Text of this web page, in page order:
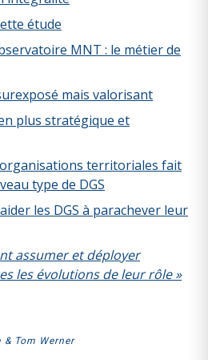
étude
MNT : le métier de
mais valorisant
plus stratégique et
organisations territoriales fait
type de DGS
les DGS à parachever leur
assumer et déployer
les évolutions de leur rôle »
Tom Werner